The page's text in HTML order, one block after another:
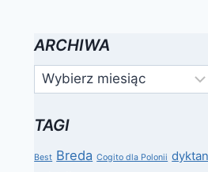
ARCHIWA
Archiwa
TAGI
Best Breda Cogito dla Polonii